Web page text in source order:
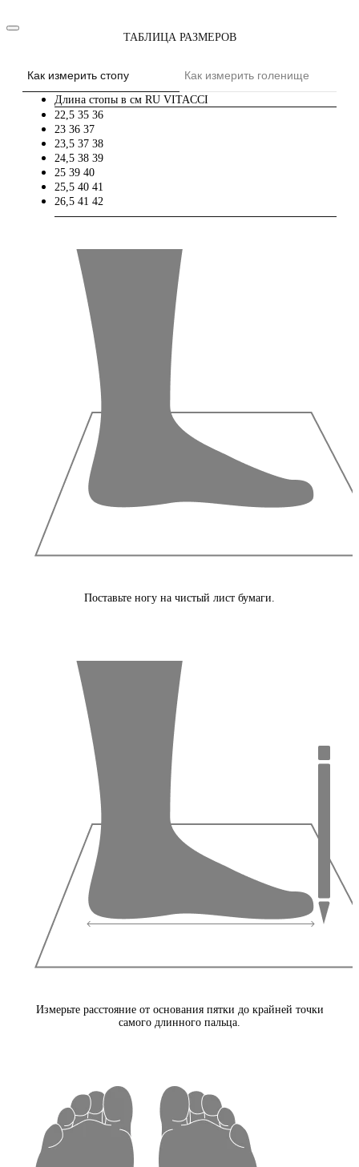
ТАБЛИЦА РАЗМЕРОВ
Как измерить стопу Как измерить голенище
Длина стопы в см RU VITACCI
22,5 35 36
23 36 37
23,5 37 38
24,5 38 39
25 39 40
25,5 40 41
26,5 41 42
Поставьте ногу на чистый лист бумаги.
Измерьте расстояние от основания пятки до крайней точки
самого длинного пальца.